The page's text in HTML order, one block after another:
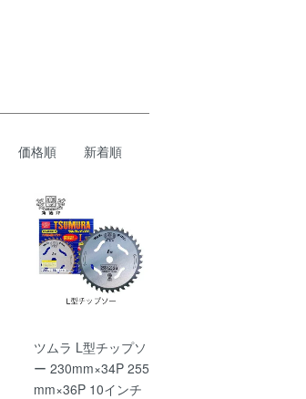
価格順 新着順
ツムラ L型チップソ
ー 230mm×34P 255
mm×36P 10インチ